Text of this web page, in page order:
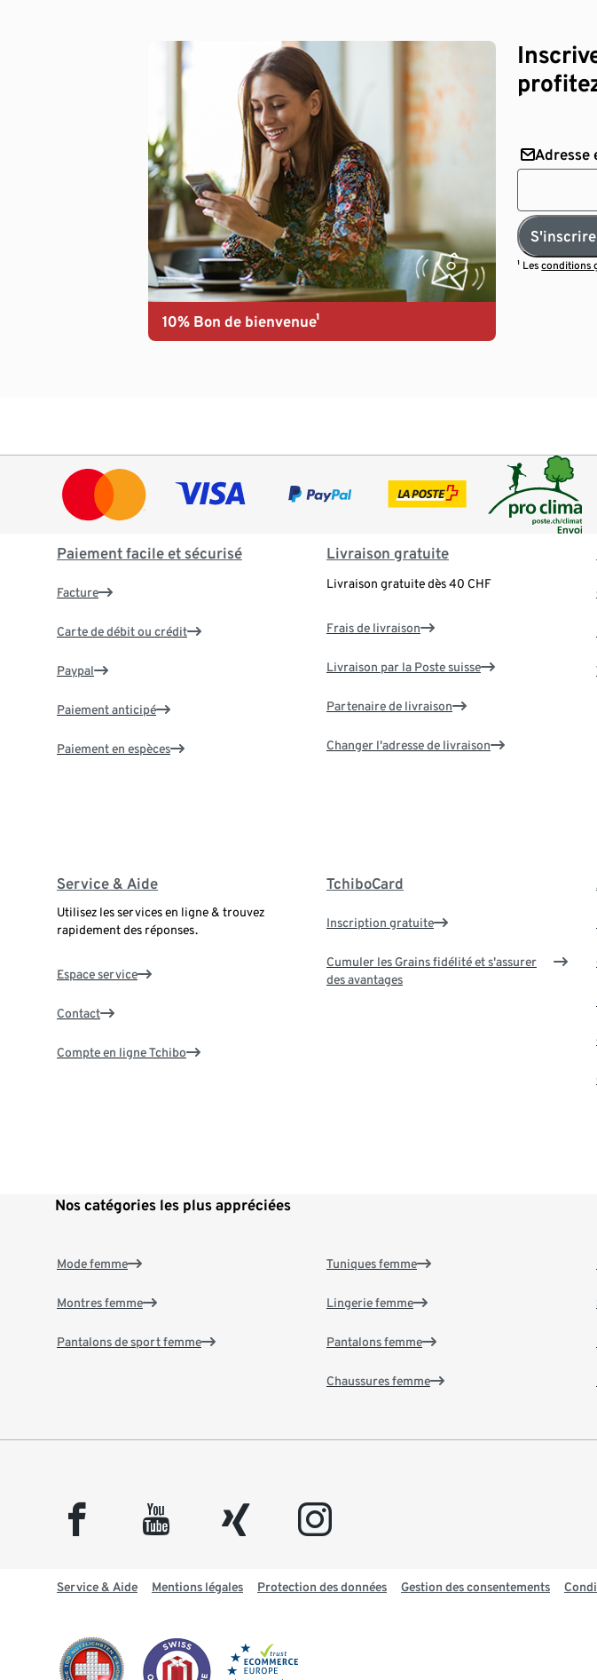
10% Bon de bienvenue¹
Adresse
¹ Lesconditions
Paiement facile et sécurisé
Facture
Carte de débit ou crédit
Paypal
Paiement anticipé
Paiement en espèces
Livraison gratuite
Livraison gratuite dès 40 CHF
Frais de livraison
Livraison par la Poste suisse
Partenaire de livraison
Changer l'adresse de livraison
Service & Aide
Utilisez les services en ligne & trouvez
rapidement des réponses.
Espace service
Contact
Compte en ligne Tchibo
TchiboCard
Inscription gratuite
Cumuler les Grains fidélité et s'assurer
des avantages
Nos catégories les plus appréciées
Mode femme
Montres femme
Pantalons de sport femme
Tuniques femme
Lingerie femme
Pantalons femme
Chaussures femme
facebook youtube xing instagram
Service & Aide Mentions légales Protection des données Gestion des consentements